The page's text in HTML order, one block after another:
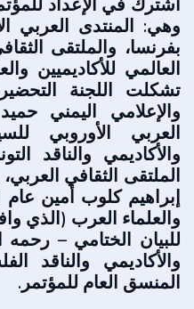
اشترك في الإعداد
وهي: المنتدى العربي
بفرنسا، والملتقى
العالمي للأكاديميين
تشكلت اللجنة
والإعلامي اليمني
العربي الأوروبي
والأكاديمي والناقد
الملتقى الثقافي
إبراهيم كلوب أمين عام
والعلماء العرب (الذي
للبيان الختامي – رحمه
والأكاديمي والناقد
المنسق العام للمؤتمر.